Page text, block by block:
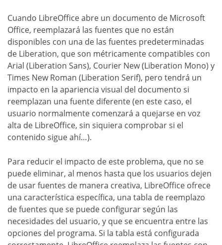
Cuando LibreOffice abre un documento de Microsoft
Office, reemplazará las fuentes que no están
disponibles con una de las fuentes predeterminadas
de Liberation, que son métricamente compatibles con
Arial (Liberation Sans), Courier New (Liberation Mono) y
Times New Roman (Liberation Serif), pero tendrá un
impacto en la apariencia visual del documento si
reemplazan una fuente diferente (en este caso, el
usuario normalmente comenzará a quejarse en voz
alta de LibreOffice, sin siquiera comprobar si el
contenido sigue ahí…).
Para reducir el impacto de este problema, que no se
puede eliminar, al menos hasta que los usuarios dejen
de usar fuentes de manera creativa, LibreOffice ofrece
una característica específica, una tabla de reemplazo
de fuentes que se puede configurar según las
necesidades del usuario, y que se encuentra entre las
opciones del programa. Si la tabla está configurada